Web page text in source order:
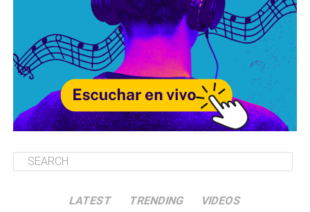
LATEST TRENDING VIDEOS